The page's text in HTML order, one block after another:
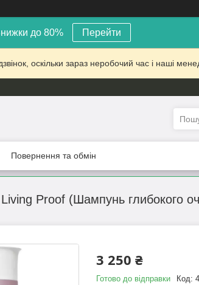
до 80% Перейти
оскільки зараз неробочий час і наші
Повернення та обмін
Proof (Шампунь глибокого
3 250 ₴
Готово до відправки Код: